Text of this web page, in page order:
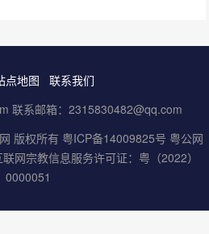
点地图
联系我们
联系邮箱：2315830482@qq.com
版权所有 粤ICP备14009825号 粤公网
联网宗教信息服务许可证：粤（2022）
0000051